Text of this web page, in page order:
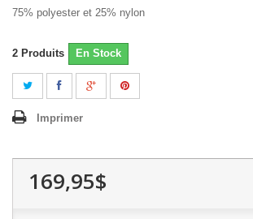
75% polyester et 25% nylon
2 Produits En Stock
Imprimer
169,95$